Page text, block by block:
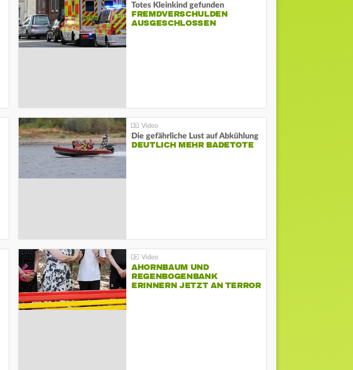
Totes Kleinkind gefunden
FREMDVERSCHULDEN
AUSGESCHLOSSEN
Die gefährliche Lust auf Abkühlung
DEUTLICH MEHR BADETOTE
AHORNBAUM UND
REGENBOGENBANK
ERINNERN JETZT AN TERROR